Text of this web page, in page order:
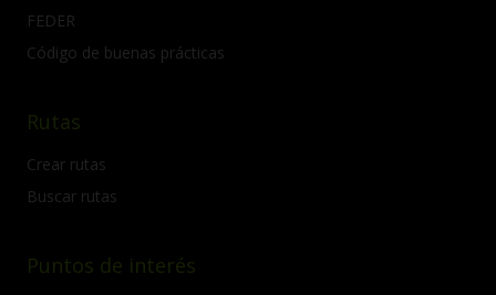
FEDER
Código de buenas prácticas
Rutas
Crear rutas
Buscar rutas
Puntos de interés